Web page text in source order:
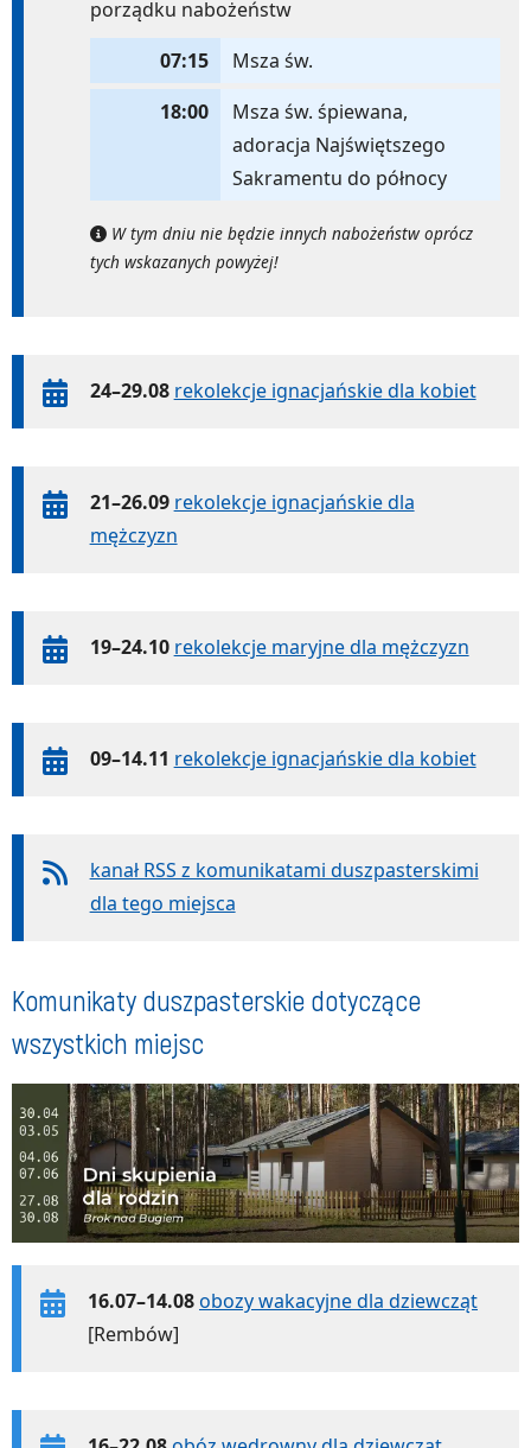
porządku nabożeństw
07:15
Msza św.
18:00
Msza św. śpiewana,
adoracja Najświętszego
Sakramentu do północy
W tym dniu nie będzie innych nabożeństw oprócz
tych wskazanych powyżej!
24–29.08 rekolekcje ignacjańskie dla kobiet
21–26.09 rekolekcje ignacjańskie dla
mężczyzn
19–24.10 rekolekcje maryjne dla mężczyzn
09–14.11 rekolekcje ignacjańskie dla kobiet
kanał RSS z komunikatami duszpasterskimi
dla tego miejsca
Komunikaty duszpasterskie dotyczące
wszystkich miejsc
16.07–14.08obozy wakacyjne dla dziewcząt
[Rembów]